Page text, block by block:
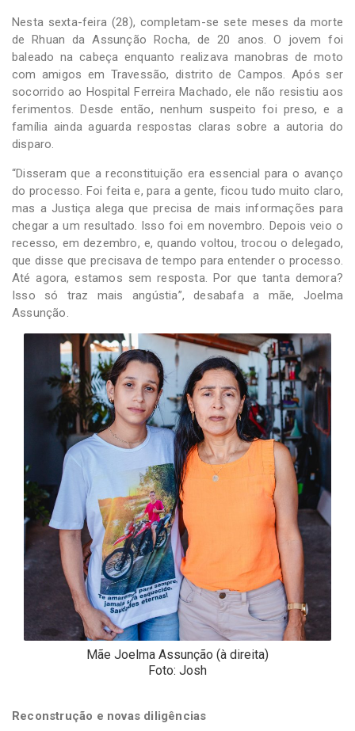
Nesta sexta-feira (28), completam-se sete meses da morte
de Rhuan da Assunção Rocha, de 20 anos. O jovem foi
baleado na cabeça enquanto realizava manobras de moto
com amigos em Travessão, distrito de Campos. Após ser
socorrido ao Hospital Ferreira Machado, ele não resistiu aos
ferimentos. Desde então, nenhum suspeito foi preso, e a
família ainda aguarda respostas claras sobre a autoria do
disparo.
“Disseram que a reconstituição era essencial para o avanço
do processo. Foi feita e, para a gente, ficou tudo muito claro,
mas a Justiça alega que precisa de mais informações para
chegar a um resultado. Isso foi em novembro. Depois veio o
recesso, em dezembro, e, quando voltou, trocou o delegado,
que disse que precisava de tempo para entender o processo.
Até agora, estamos sem resposta. Por que tanta demora?
Isso só traz mais angústia”, desabafa a mãe, Joelma
Assunção.
Mãe Joelma Assunção (à direita)
Foto: Josh
Reconstrução e novas diligências